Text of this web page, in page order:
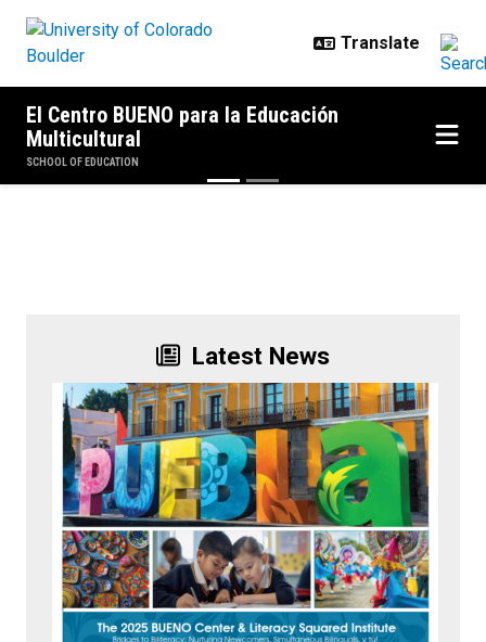
El Centro BUENO para la Educación
Multicultural
SCHOOL OF EDUCATION
Latest News